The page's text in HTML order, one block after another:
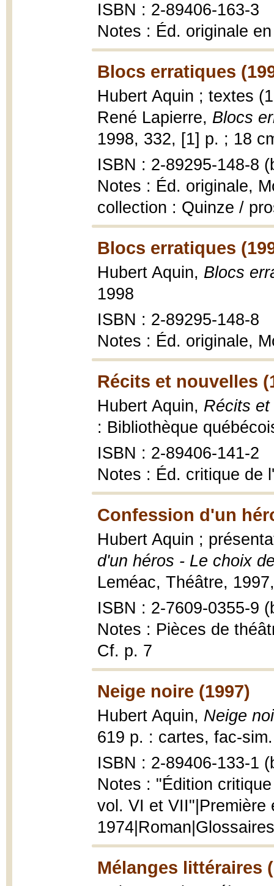
ISBN : 2-89406-163-3
Notes : Éd. originale
Blocs erratiques
Hubert Aquin ; textes
René Lapierre, Blocs
1998, 332, [1] p. ; 18
ISBN : 2-89295-148-8
Notes : Éd. originale,
collection : Quinze /
Blocs erratiques
Hubert Aquin, Blocs
1998
ISBN : 2-89295-148-8
Notes : Éd. originale,
Récits et nouvelles
Hubert Aquin, Récits
: Bibliothèque
ISBN : 2-89406-141-2
Notes : Éd. critique de
Confession d'un
Hubert Aquin ;
d'un héros - Le choix
Leméac, Théâtre,
ISBN : 2-7609-0355-9
Notes : Pièces de
Cf. p. 7
Neige noire (1997)
Hubert Aquin, Neige
619 p. : cartes, fac-
ISBN : 2-89406-133-1
Notes : "Édition
vol. VI et VII"|Première
Mélanges littéraires